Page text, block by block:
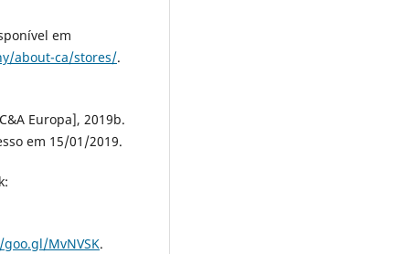
em
about-ca/stores/.
Europa], 2019b.
em 15/01/2019.
MvNVSK.